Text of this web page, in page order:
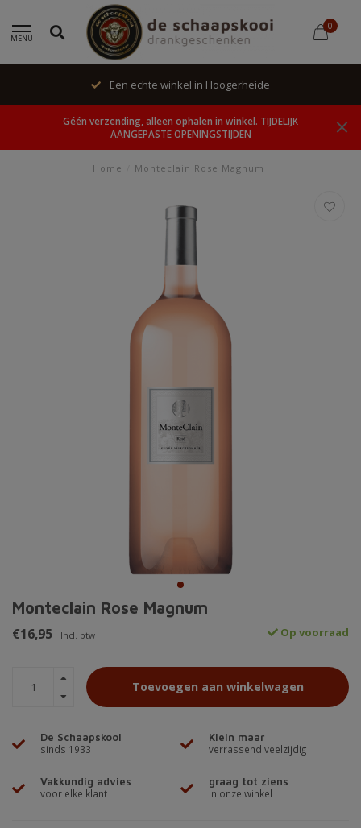
MENU
0
Een echte winkel in Hoogerheide
Géén verzending, alleen ophalen in winkel. TIJDELIJK
AANGEPASTE OPENINGSTIJDEN
Home Monteclain Rose Magnum
Monteclain Rose Magnum
€16,95 Incl. btw Op voorraad
Toevoegen aan winkelwagen
De Schaapskooi
sinds 1933
Klein maar
verrassend veelzijdig
Vakkundig advies
voor elke klant
graag tot ziens
in onze winkel